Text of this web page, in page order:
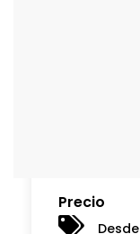
Precio
Desde